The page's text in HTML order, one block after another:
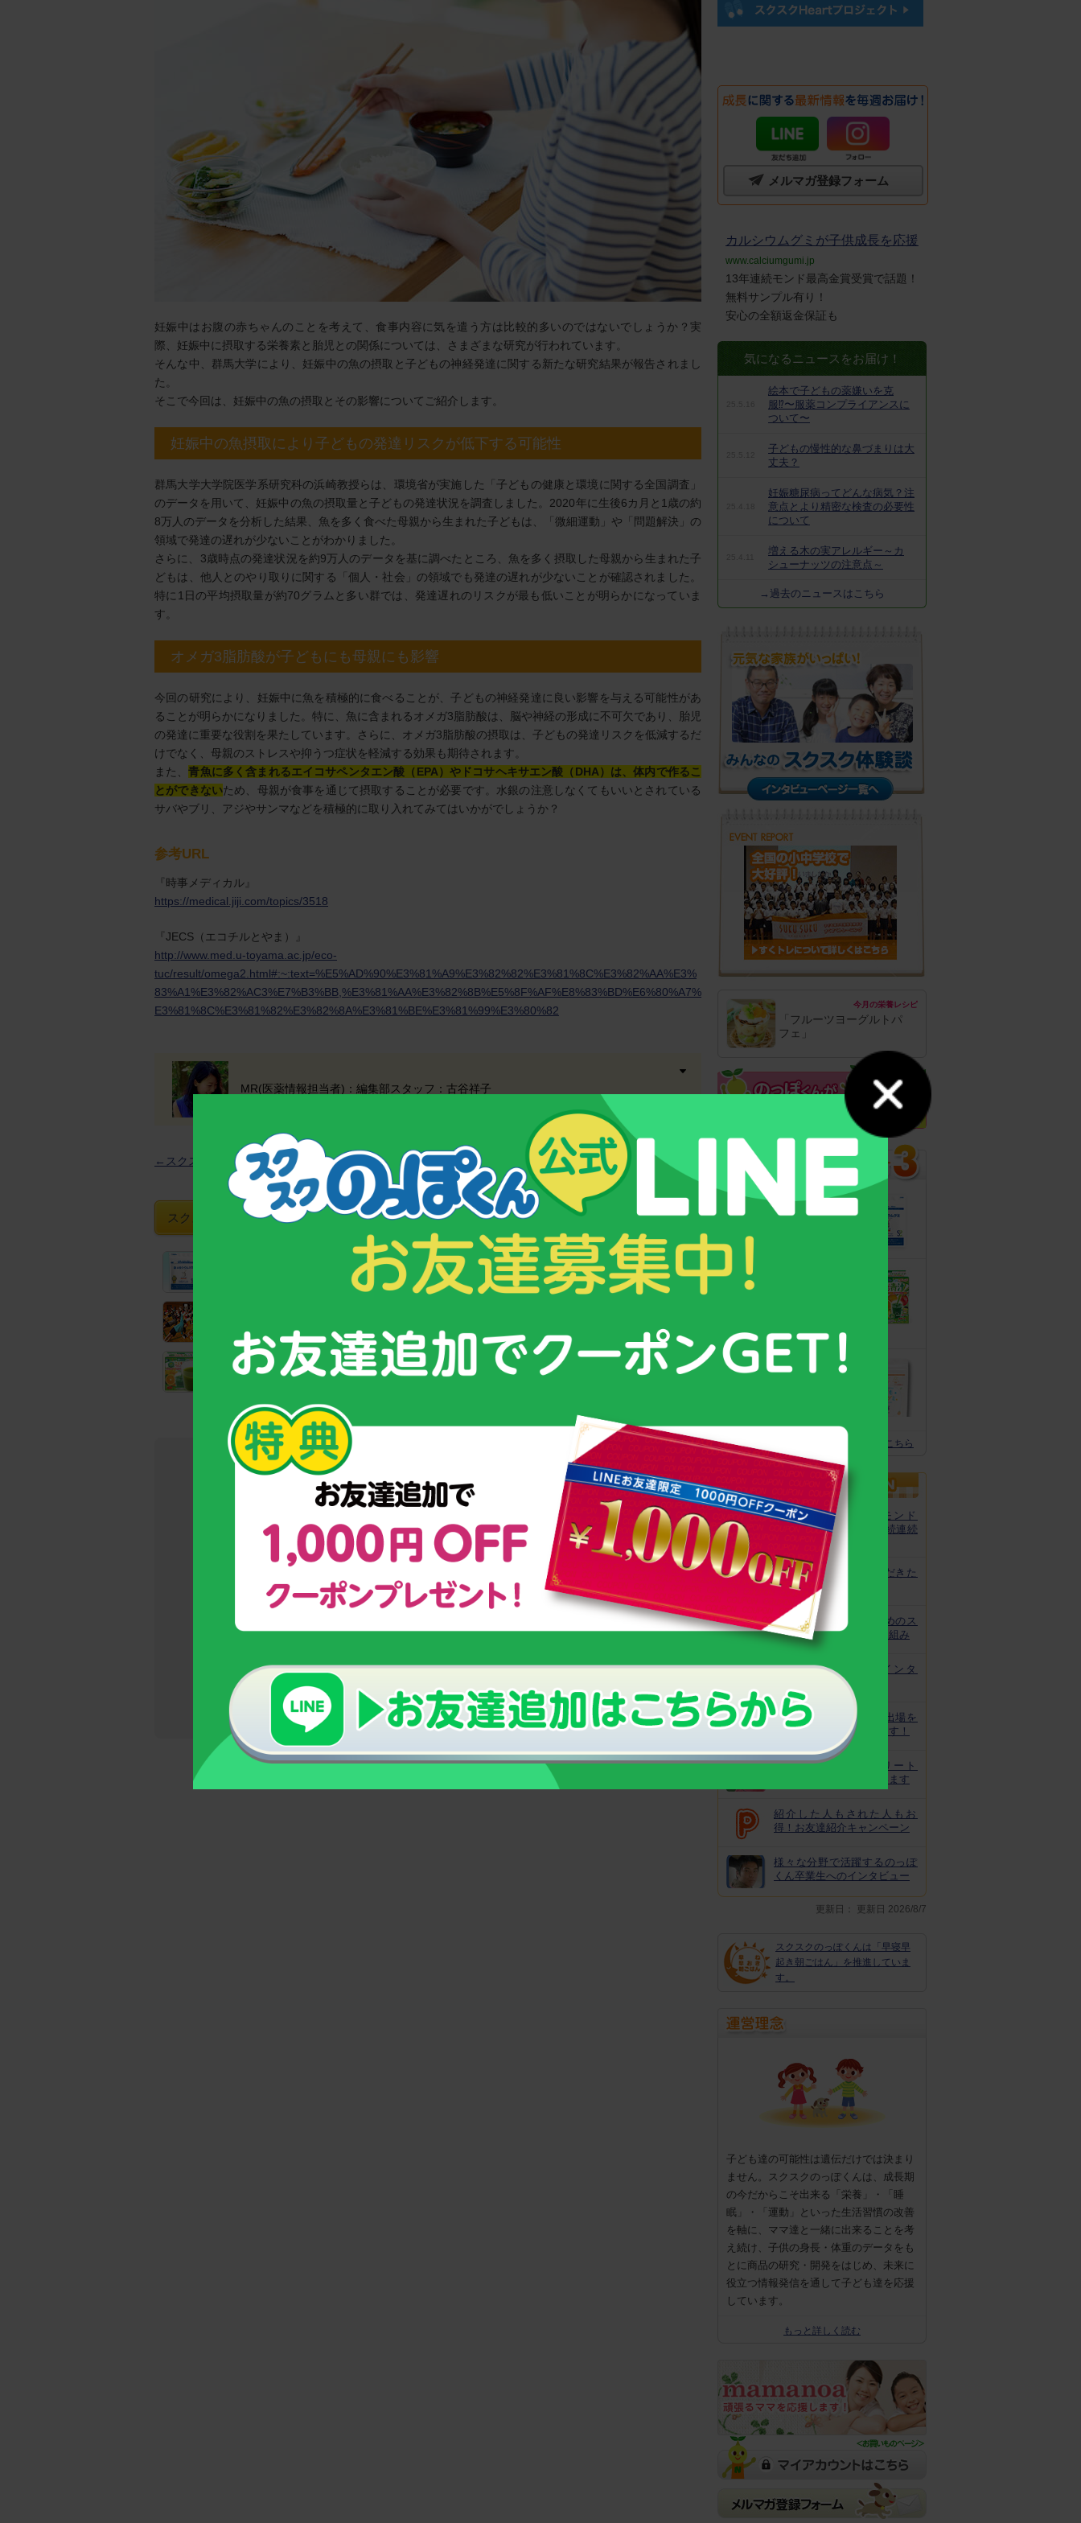
妊娠中はお腹の赤ちゃんのことを考えて、食事内容に気を遣う方は比較的多いのではないでしょうか？実
際、妊娠中に摂取する栄養素と胎児との関係については、さまざまな研究が行われています。
そんな中、群馬大学により、妊娠中の魚の摂取と子どもの神経発達に関する新たな研究結果が報告されまし
た。
そこで今回は、妊娠中の魚の摂取とその影響についてご紹介します。
妊娠中の魚摂取により子どもの発達リスクが低下する可能性
群馬大学大学院医学系研究科の浜崎教授らは、環境省が実施した「子どもの健康と環境に関する全国調査」
のデータを用いて、妊娠中の魚の摂取量と子どもの発達状況を調査しました。2020年に生後6カ月と1歳の約
8万人のデータを分析した結果、魚を多く食べた母親から生まれた子どもは、「微細運動」や「問題解決」の
領域で発達の遅れが少ないことがわかりました。
さらに、3歳時点の発達状況を約9万人のデータを基に調べたところ、魚を多く摂取した母親から生まれた子
どもは、他人とのやり取りに関する「個人・社会」の領域でも発達の遅れが少ないことが確認されました。
特に1日の平均摂取量が約70グラムと多い群では、発達遅れのリスクが最も低いことが明らかになっていま
す。
オメガ3脂肪酸が子どもにも母親にも影響
今回の研究により、妊娠中に魚を積極的に食べることが、子どもの神経発達に良い影響を与える可能性があ
ることが明らかになりました。特に、魚に含まれるオメガ3脂肪酸は、脳や神経の形成に不可欠であり、胎児
の発達に重要な役割を果たしています。さらに、オメガ3脂肪酸の摂取は、子どもの発達リスクを低減するだ
けでなく、母親のストレスや抑うつ症状を軽減する効果も期待されます。
また、青魚に多く含まれるエイコサペンタエン酸（EPA）やドコサヘキサエン酸（DHA）は、体内で作るこ
とができないため、母親が食事を通じて摂取することが必要です。水銀の注意しなくてもいいとされている
サバやブリ、アジやサンマなどを積極的に取り入れてみてはいかがでしょうか？
参考URL
『時事メディカル』
https://medical.jiji.com/topics/3518
『JECS（エコチルとやま）』
http://www.med.u-toyama.ac.jp/eco-
tuc/result/omega2.html#:~:text=%E5%AD%90%E3%81%A9%E3%82%82%E3%81%8C%E3%82%AA%E3%
83%A1%E3%82%AC3%E7%B3%BB,%E3%81%AA%E3%82%8B%E5%8F%AF%E8%83%BD%E6%80%A7%
E3%81%8C%E3%81%82%E3%82%8A%E3%81%BE%E3%81%99%E3%80%82
MR(医薬情報担当者)：編集部スタッフ：古谷祥子
←スクスクNews一覧へ
スクスクのっぽくんおすすめグッズ&コンテンツ
成長期サポート食品「カルシウムグミ」
スクスク育つための３つのポイント！
子供が成長する仕組みとは？
子どもの姿勢力アップトレーニング
強さの秘密は【栄養管理】にあった！
野菜と乳酸菌たっぷり！
野菜不足のお子様のための青汁！
小さなお子様の栄養補給におすすめ！
幼児期からの「こども食育グミ」
のっぽくんの成長サポートグッズについて
→今しかない「成長期」の栄養補給にオススメ！
メルマガ登録フォーム
カルシウムグミが子供成長を応援
www.calciumgumi.jp
13年連続モンド最高金賞受賞で話題！
無料サンプル有り！
安心の全額返金保証も
気になるニュースをお届け！
絵本で子どもの薬嫌いを克
服⁉︎〜服薬コンプライアンスに
ついて〜
子どもの慢性的な鼻づまりは大
丈夫？
妊娠糖尿病ってどんな病気？注
意点とより精密な検査の必要性
について
増える木の実アレルギー～カ
シューナッツの注意点～
→過去のニュースはこちら
今月の栄養レシピ
「フルーツヨーグルトパ
フェ」
カルシウムグミ
13年連続モンド
守る力を高める
こども食育グミ
スクスクのっぽくん推奨全グッズはこちら
カルシウムグミが、モンド
「最高金賞」を13年連続連続
非常時にお役立ていただきた
いトレーニング
皆様の安心と安全のためのス
クスクのっぽくんの取り組み
なでしこ宮間選手にインタ
ジュニアオリンピック出場を
目指してがんばっています！
世界で活躍するアスリート
キッズをサポートしています
紹介した人もされた人もお
得！お友達紹介キャンペーン
様々な分野で活躍するのっぽ
くん卒業生へのインタビュー
更新日： 更新日 2026/8/7
スクスクのっぽくんは「早寝早
起き朝ごはん」を推進していま
す。
子ども達の可能性は遺伝だけでは決まり
ません。スクスクのっぽくんは、成長期
の今だからこそ出来る「栄養」・「睡
眠」・「運動」といった生活習慣の改善
を軸に、ママ達と一緒に出来ることを考
え続け、子供の身長・体重のデータをも
とに商品の研究・開発をはじめ、未来に
役立つ情報発信を通して子ども達を応援
しています。
もっと詳しく読む